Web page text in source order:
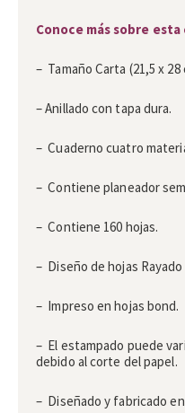
Conoce más sobre esta
– Tamaño Carta (21,5 x 28
– Anillado con tapa dura.
– Cuaderno cuatro
– Contiene planeador
– Contiene 160 hojas.
– Diseño de hojas
– Impreso en hojas bond.
– El estampado puede
debido al corte del papel.
– Diseñado y fabricado